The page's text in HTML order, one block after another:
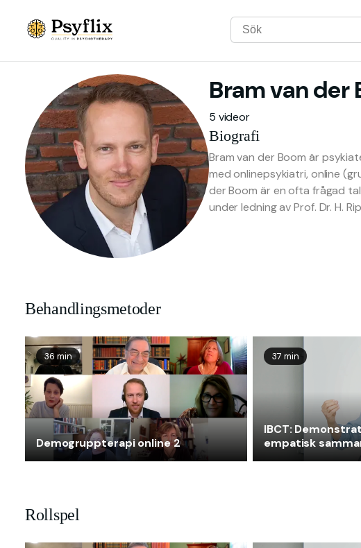
Bramvan der
5 videor
Biografi
Bram van der Boom är
med onlinepsykiatri, online
der Boom är en ofta frågad
under ledning av Prof. Dr. H.
Behandlingsmetoder
36 min
Demogruppterapi online 2
37 min
IBCT:
empatisk
Rollspel